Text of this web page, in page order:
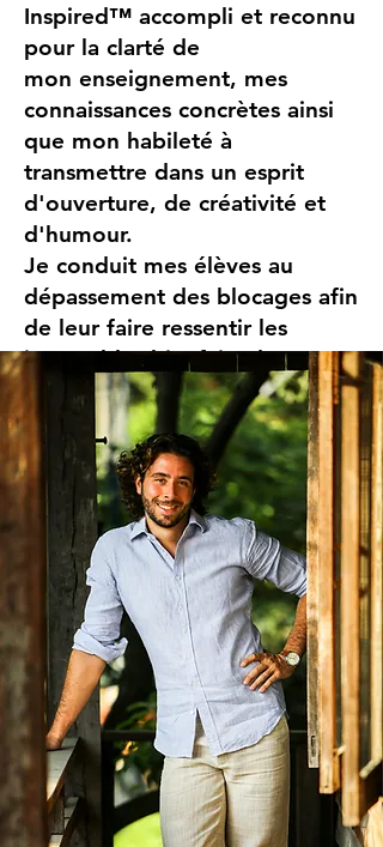
Inspired™ accompli et reconnu
pour la clarté de
mon enseignement, mes
connaissances concrètes ainsi
que mon habileté à
transmettre dans un esprit
d'ouverture, de créativité et
d'humour.
Je conduit mes élèves au
dépassement des blocages afin
de leur faire ressentir les
incroyables bienfaits du yoga.